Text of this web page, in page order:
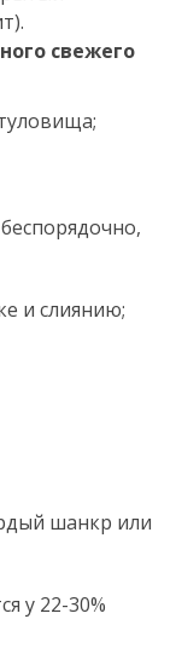
свежего
и слиянию;
шанкр или
у 22-30%